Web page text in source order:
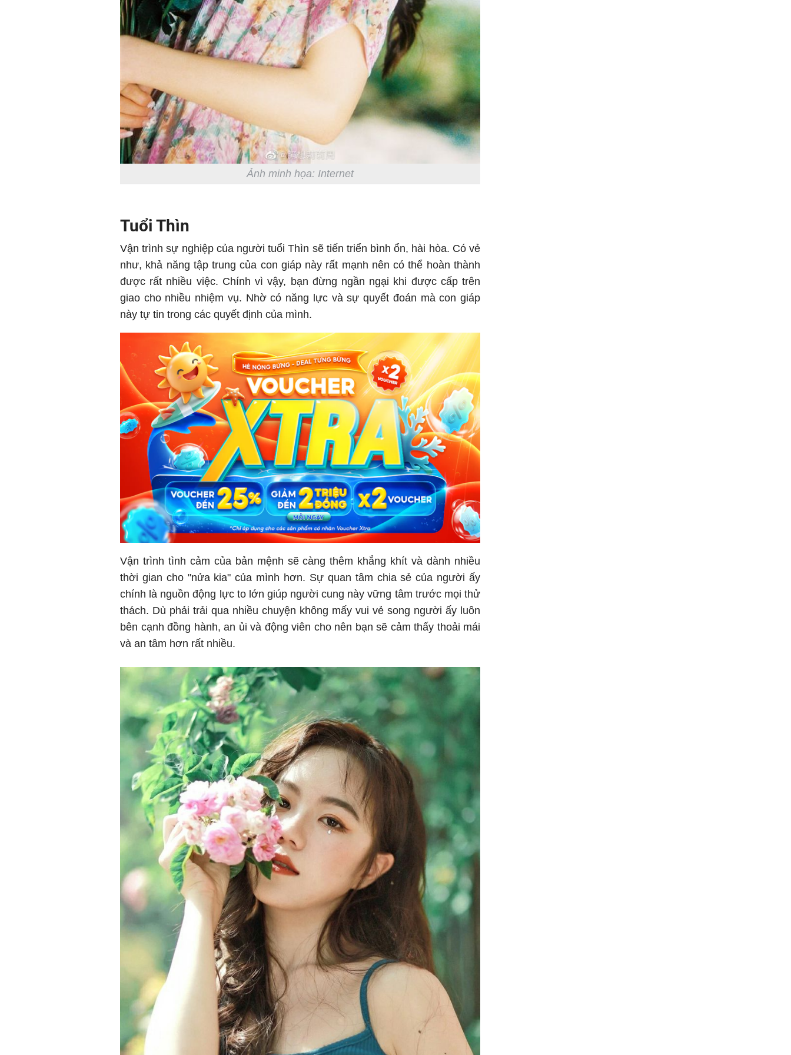
Ảnh minh họa: Internet
Tuổi Thìn
Vận trình sự nghiệp của người tuổi Thìn sẽ tiến triển bình ổn, hài hòa. Có vẻ
như, khả năng tập trung của con giáp này rất mạnh nên có thể hoàn thành
được rất nhiều việc. Chính vì vậy, bạn đừng ngần ngại khi được cấp trên
giao cho nhiều nhiệm vụ. Nhờ có năng lực và sự quyết đoán mà con giáp
này tự tin trong các quyết định của mình.
Vận trình tình cảm của bản mệnh sẽ càng thêm khắng khít và dành nhiều
thời gian cho "nửa kia" của mình hơn. Sự quan tâm chia sẻ của người ấy
chính là nguồn động lực to lớn giúp người cung này vững tâm trước mọi thử
thách. Dù phải trải qua nhiều chuyện không mấy vui vẻ song người ấy luôn
bên cạnh đồng hành, an ủi và động viên cho nên bạn sẽ cảm thấy thoải mái
và an tâm hơn rất nhiều.